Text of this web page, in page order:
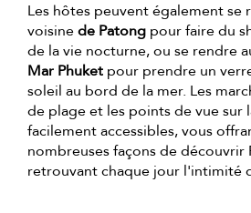
Les hôtes peuvent également se
voisinede Patong pour faire du
de la vie nocturne, ou se rendre
Mar Phuket pour prendre un
soleil au bord de la mer. Les
de plage et les points de vue sur
facilement accessibles, vous
nombreuses façons de découvrir
retrouvant chaque jour l'intimité